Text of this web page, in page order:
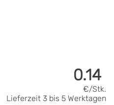
0.14
€/Stk.
Lieferzeit 3 bis 5 Werktagen